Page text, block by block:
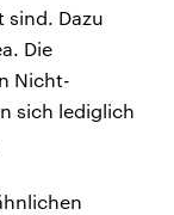
sind. Dazu
Die
Nicht-
sich lediglich